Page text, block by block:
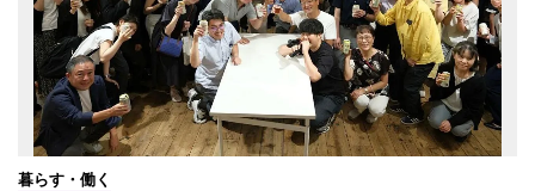
暮らす・働く